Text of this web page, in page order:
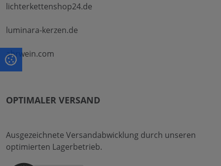
lichterkettenshop24.de
luminara-kerzen.de
ahrwein.com
OPTIMALER VERSAND
Ausgezeichnete Versandabwicklung durch unseren
optimierten Lagerbetrieb.